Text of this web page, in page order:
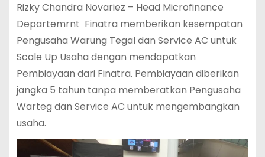
Rizky Chandra Novariez – Head Microfinance
Departemrnt Finatra memberikan kesempatan
Pengusaha Warung Tegal dan Service AC untuk
Scale Up Usaha dengan mendapatkan
Pembiayaan dari Finatra. Pembiayaan diberikan
jangka 5 tahun tanpa memberatkan Pengusaha
Warteg dan Service AC untuk mengembangkan
usaha.